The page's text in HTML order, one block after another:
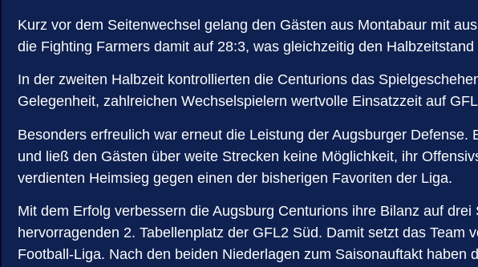
Kurz vor dem Seitenwechsel gelang den Gästen aus Montabaur mit
die Fighting Farmers damit auf 28:3, was gleichzeitig den Halbzeitstand
In der zweiten Halbzeit kontrollierten die Centurions das
Gelegenheit, zahlreichen Wechselspielern wertvolle Einsatzzeit auf
Besonders erfreulich war erneut die Leistung der Augsburger
und ließ den Gästen über weite Strecken keine Möglichkeit, ihr
verdienten Heimsieg gegen einen der bisherigen Favoriten der Liga.
Mit dem Erfolg verbessern die Augsburg Centurions ihre Bilanz auf
hervorragenden 2. Tabellenplatz der GFL2 Süd. Damit setzt das
Football-Liga. Nach den beiden Niederlagen zum Saisonauftakt